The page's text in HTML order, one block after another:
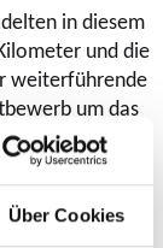
Über Cookies
in diesem
und die
weiterführende
um das
Die
750